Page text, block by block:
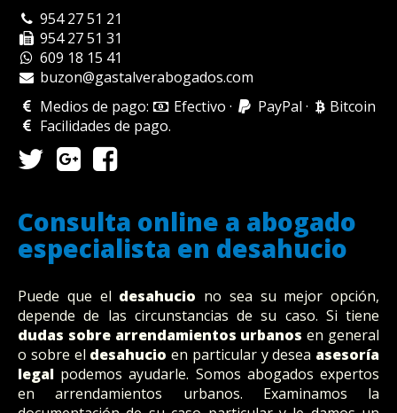
954 27 51 21
954 27 51 31
609 18 15 41
buzon@gastalverabogados.com
Medios de pago:
Efectivo · PayPal ·
Bitcoin
Facilidades de pago.
Consulta online a abogado
especialista en desahucio
Puede que el desahucio no sea su mejor opción,
depende de las circunstancias de su caso. Si tiene
dudas sobre arrendamientos urbanos en general
o sobre el desahucio en particular y desea asesoría
legal podemos ayudarle. Somos abogados expertos
en arrendamientos urbanos. Examinamos la